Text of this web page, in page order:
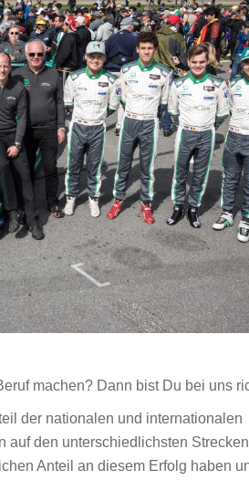
machen? Dann bist Du bei uns
der nationalen und internationalen
auf den unterschiedlichsten
Anteil an diesem Erfolg haben